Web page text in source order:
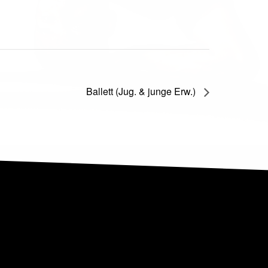
Ballett (Jug. & junge Erw.)